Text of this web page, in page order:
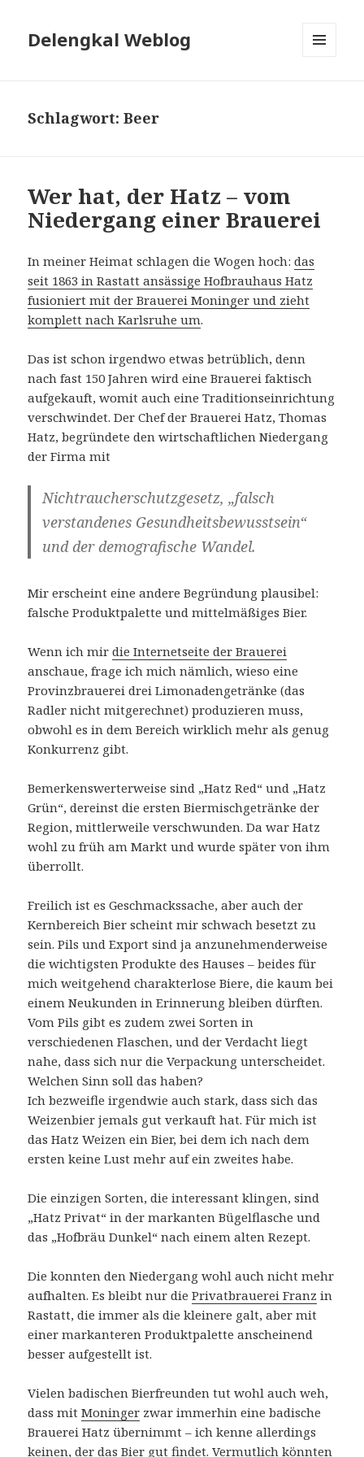
Delengkal Weblog
Schlagwort:Beer
Wer hat, der Hatz – vom
Niedergang einer Brauerei
In meiner Heimat schlagen die Wogen hoch:das
seit 1863 in Rastatt ansässige Hofbrauhaus Hatz
fusioniert mit der Brauerei Moninger und zieht
komplett nach Karlsruhe um.
Das ist schon irgendwo etwas betrüblich, denn
nach fast 150 Jahren wird eine Brauerei faktisch
aufgekauft, womit auch eine Traditionseinrichtung
verschwindet. Der Chef der Brauerei Hatz, Thomas
Hatz, begründete den wirtschaftlichen Niedergang
der Firma mit
Nichtraucherschutzgesetz, „falsch
verstandenes Gesundheitsbewusstsein“
und der demografische Wandel.
Mir erscheint eine andere Begründung plausibel:
falsche Produktpalette und mittelmäßiges Bier.
Wenn ich mirdie Internetseite der Brauerei
anschaue, frage ich mich nämlich, wieso eine
Provinzbrauerei drei Limonadengetränke (das
Radler nicht mitgerechnet) produzieren muss,
obwohl es in dem Bereich wirklich mehr als genug
Konkurrenz gibt.
Bemerkenswerterweise sind „Hatz Red“ und „Hatz
Grün“, dereinst die ersten Biermischgetränke der
Region, mittlerweile verschwunden. Da war Hatz
wohl zu früh am Markt und wurde später von ihm
überrollt.
Freilich ist es Geschmackssache, aber auch der
Kernbereich Bier scheint mir schwach besetzt zu
sein. Pils und Export sind ja anzunehmenderweise
die wichtigsten Produkte des Hauses – beides für
mich weitgehend charakterlose Biere, die kaum bei
einem Neukunden in Erinnerung bleiben dürften.
Vom Pils gibt es zudem zwei Sorten in
verschiedenen Flaschen, und der Verdacht liegt
nahe, dass sich nur die Verpackung unterscheidet.
Welchen Sinn soll das haben?
Ich bezweifle irgendwie auch stark, dass sich das
Weizenbier jemals gut verkauft hat. Für mich ist
das Hatz Weizen ein Bier, bei dem ich nach dem
ersten keine Lust mehr auf ein zweites habe.
Die einzigen Sorten, die interessant klingen, sind
„Hatz Privat“ in der markanten Bügelflasche und
das „Hofbräu Dunkel“ nach einem alten Rezept.
Die konnten den Niedergang wohl auch nicht mehr
aufhalten. Es bleibt nur diePrivatbrauerei Franz in
Rastatt, die immer als die kleinere galt, aber mit
einer markanteren Produktpalette anscheinend
besser aufgestellt ist.
Vielen badischen Bierfreunden tut wohl auch weh,
dass mitMoninger zwar immerhin eine badische
Brauerei Hatz übernimmt – ich kenne allerdings
keinen, der das Bier gut findet. Vermutlich könnten